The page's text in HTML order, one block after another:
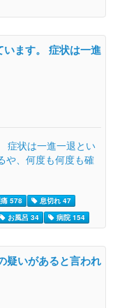
ます。 症状は一進
症状は一進一退とい
や、何度も何度も確
578
息切れ 47
お風呂 34 病院 154
疑いがあると言われ